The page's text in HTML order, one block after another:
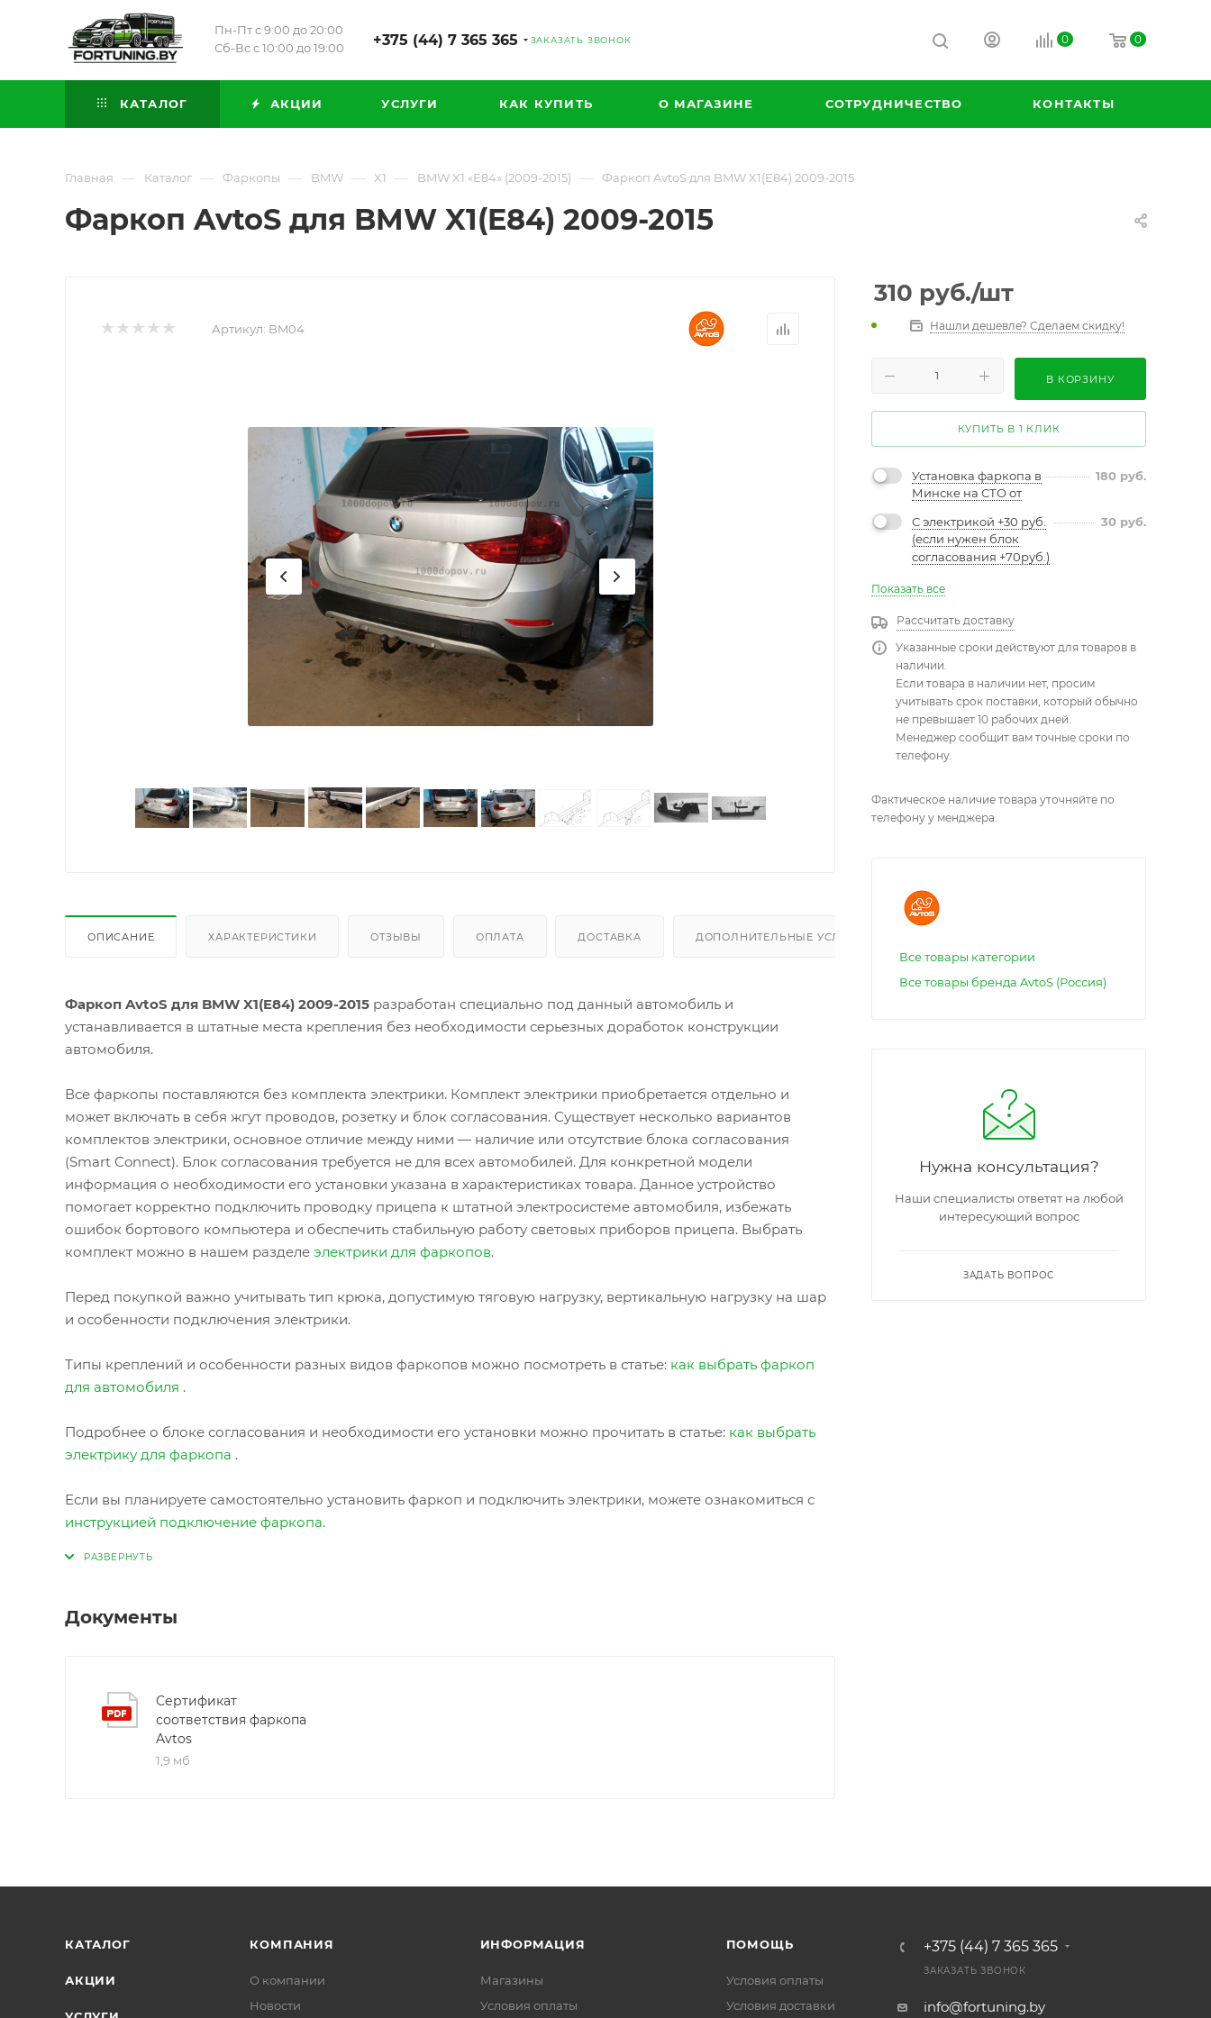
Пн-Пт с 9:00 до 20:00
Сб-Вс с 10:00 до 19:00
+375 (44) 7 365 365 ЗАКАЗАТЬ ЗВОНОК 0 0
КАТАЛОГ АКЦИИ УСЛУГИ КАК КУПИТЬ О МАГАЗИНЕ СОТРУДНИЧЕСТВО КОНТАКТЫ
Главная — Каталог — Фаркопы — BMW — X1 — BMW X1 «E84» (2009-2015) — Фаркоп AvtoS для BMW X1(E84) 2009-2015
Фаркоп AvtoS для BMW X1(E84) 2009-2015
Артикул: BM04
ОПИСАНИЕ ХАРАКТЕРИСТИКИ ОТЗЫВЫ ОПЛАТА ДОСТАВКА ДОПОЛНИТЕЛЬНЫЕ УСЛУГИ
Фаркоп AvtoS для BMW X1(E84) 2009-2015 разработан специально под данный автомобиль и
устанавливается в штатные места крепления без необходимости серьезных доработок конструкции
автомобиля.
Все фаркопы поставляются без комплекта электрики. Комплект электрики приобретается отдельно и
может включать в себя жгут проводов, розетку и блок согласования. Существует несколько вариантов
комплектов электрики, основное отличие между ними — наличие или отсутствие блока согласования
(Smart Connect). Блок согласования требуется не для всех автомобилей. Для конкретной модели
информация о необходимости его установки указана в характеристиках товара. Данное устройство
помогает корректно подключить проводку прицепа к штатной электросистеме автомобиля, избежать
ошибок бортового компьютера и обеспечить стабильную работу световых приборов прицепа. Выбрать
комплект можно в нашем разделе электрики для фаркопов.
Перед покупкой важно учитывать тип крюка, допустимую тяговую нагрузку, вертикальную нагрузку на шар
и особенности подключения электрики.
Типы креплений и особенности разных видов фаркопов можно посмотреть в статье: как выбрать фаркоп
для автомобиля .
Подробнее о блоке согласования и необходимости его установки можно прочитать в статье: как выбрать
электрику для фаркопа .
Если вы планируете самостоятельно установить фаркоп и подключить электрики, можете ознакомиться с
инструкцией подключение фаркопа.
Документы
Сертификат
соответствия фаркопа
Avtos
1,9 мб
310 руб./шт
Нашли дешевле? Сделаем скидку!
В КОРЗИНУ
КУПИТЬ В 1 КЛИК
Установка фаркопа в
Минске на СТО от
180 руб.
С электрикой +30 руб.
(если нужен блок
согласования +70руб.)
30 руб.
Показать все
Рассчитать доставку
Указанные сроки действуют для товаров в
наличии.
Если товара в наличии нет, просим
учитывать срок поставки, который обычно
не превышает 10 рабочих дней.
Менеджер сообщит вам точные сроки по
телефону.
Фактическое наличие товара уточняйте по
телефону у менджера.
Все товары категории
Все товары бренда AvtoS (Россия)
Нужна консультация?
Наши специалисты ответят на любой
интересующий вопрос
ЗАДАТЬ ВОПРОС
КАТАЛОГ
АКЦИИ
КОМПАНИЯ
О компании
Новости
ИНФОРМАЦИЯ
Магазины
Условия оплаты
ПОМОЩЬ
Условия оплаты
Условия доставки
+375 (44) 7 365 365
ЗАКАЗАТЬ ЗВОНОК
info@fortuning.by